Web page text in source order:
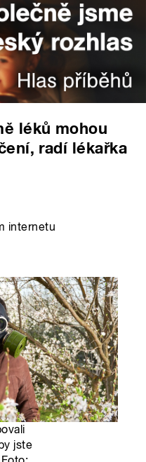
léků mohou
radí lékařka
internetu
jste